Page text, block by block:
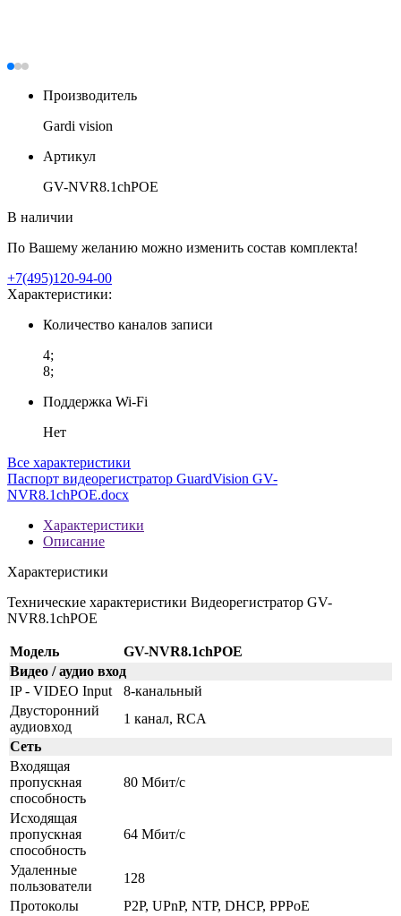
Производитель
Gardi vision
Артикул
GV-NVR8.1chPOE
В наличии
По Вашему желанию можно изменить состав комплекта!
+7(495)120-94-00
Характеристики:
Количество каналов записи
4;
8;
Поддержка Wi-Fi
Нет
Все характеристики
Паспорт видеорегистратор GuardVision GV-
NVR8.1chPOE.docx
Характеристики
Описание
Характеристики
Технические характеристики Видеорегистратор GV-
NVR8.1chPOE
Модель
GV-NVR8.1chPOE
Видео / аудио вход
IP - VIDEO Input
8-канальный
Двусторонний
аудиовход
1 канал, RCA
Сеть
Входящая
пропускная
способность
80 Мбит/с
Исходящая
пропускная
способность
64 Мбит/с
Удаленные
пользователи
128
Протоколы
P2P, UPnP, NTP, DHCP, PPPoE